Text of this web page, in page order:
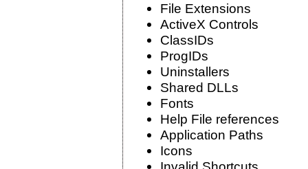
File Extensions
ActiveX Controls
ClassIDs
ProgIDs
Uninstallers
Shared DLLs
Fonts
Help File references
Application Paths
Icons